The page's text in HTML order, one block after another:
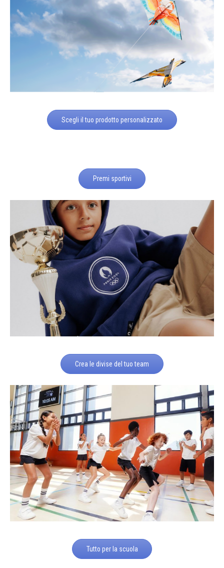
Scegli il tuo prodotto personalizzato
Premi sportivi
Crea le divise del tuo team
Tutto per la scuola